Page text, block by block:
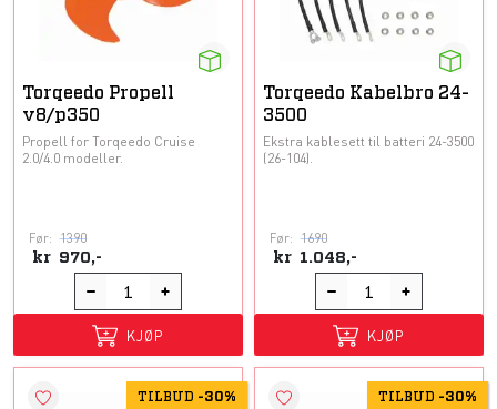
Torqeedo Propell
v8/p350
Propell for Torqeedo Cruise
2.0/4.0 modeller.
Før: 1390
kr 970,-
KJØP
Torqeedo Kabelbro 24-
3500
Ekstra kablesett til batteri 24-3500
(26-104).
Før: 1690
kr 1.048,-
KJØP
TILBUD -30% TILBUD -30%